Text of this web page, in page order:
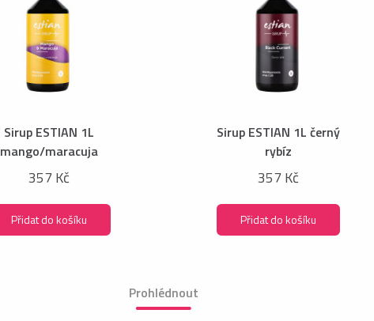
Sirup ESTIAN 1L
mango/maracuja
357 Kč
Přidat do košíku
Sirup ESTIAN 1L černý
rybíz
357 Kč
Přidat do košíku
Prohlédnout